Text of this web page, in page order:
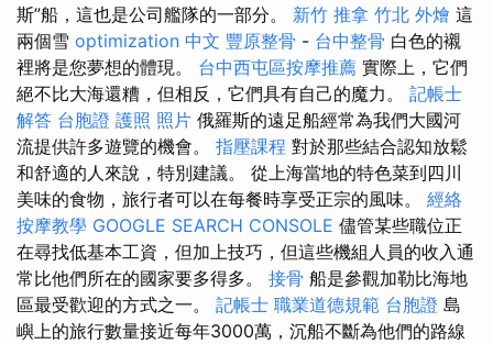
斯”船，這也是公司艦隊的一部分。 新竹 推拿 竹北 外燴 這
兩個雪 optimization 中文 豐原整骨 - 台中整骨 白色的襯
裡將是您夢想的體現。 台中西屯區按摩推薦 實際上，它們
絕不比大海還糟，但相反，它們具有自己的魔力。 記帳士
解答 台胞證 護照 照片 俄羅斯的遠足船經常為我們大國河
流提供許多遊覽的機會。 指壓課程 對於那些結合認知放鬆
和舒適的人來說，特別建議。 從上海當地的特色菜到四川
美味的食物，旅行者可以在每餐時享受正宗的風味。 經絡
按摩教學 GOOGLE SEARCH CONSOLE 儘管某些職位正
在尋找低基本工資，但加上技巧，但這些機組人員的收入通
常比他們所在的國家要多得多。 接骨 船是參觀加勒比海地
區最受歡迎的方式之一。 記帳士 職業道德規範 台胞證 島
嶼上的旅行數量接近每年3000萬，沉船不斷為他們的路線